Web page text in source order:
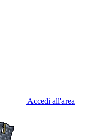
Accedi all'area